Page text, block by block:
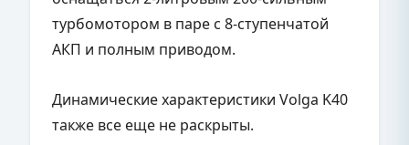
турбомотором в паре с 8-ступенчатой
АКП и полным приводом.
Динамические характеристики Volga K40
также все еще не раскрыты.